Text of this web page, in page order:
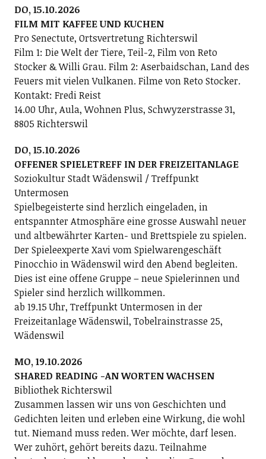
DO, 15.10.2026
FILM MIT KAFFEE UND KUCHEN
Pro Senectute, Ortsvertretung Richterswil
Film 1: Die Welt der Tiere, Teil-2, Film von Reto
Stocker & Willi Grau. Film 2: Aserbaidschan, Land des
Feuers mit vielen Vulkanen. Filme von Reto Stocker.
Kontakt: Fredi Reist
14.00 Uhr, Aula, Wohnen Plus, Schwyzerstrasse 31,
8805 Richterswil
DO, 15.10.2026
OFFENER SPIELETREFF IN DER FREIZEITANLAGE
Soziokultur Stadt Wädenswil / Treffpunkt
Untermosen
Spielbegeisterte sind herzlich eingeladen, in
entspannter Atmosphäre eine grosse Auswahl neuer
und altbewährter Karten- und Brettspiele zu spielen.
Der Spieleexperte Xavi vom Spielwarengeschäft
Pinocchio in Wädenswil wird den Abend begleiten.
Dies ist eine offene Gruppe – neue Spielerinnen und
Spieler sind herzlich willkommen.
ab 19.15 Uhr, Treffpunkt Untermosen in der
Freizeitanlage Wädenswil, Tobelrainstrasse 25,
Wädenswil
MO, 19.10.2026
SHARED READING -AN WORTEN WACHSEN
Bibliothek Richterswil
Zusammen lassen wir uns von Geschichten und
Gedichten leiten und erleben eine Wirkung, die wohl
tut. Niemand muss reden. Wer möchte, darf lesen.
Wer zuhört, gehört bereits dazu. Teilnahme